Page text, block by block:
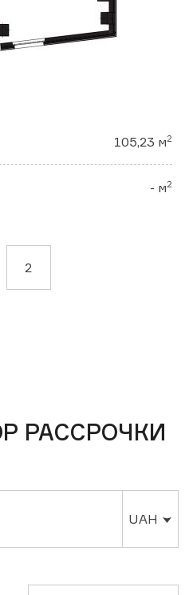
105,23 м2
- м2
2
РАССРОЧКИ
UAH